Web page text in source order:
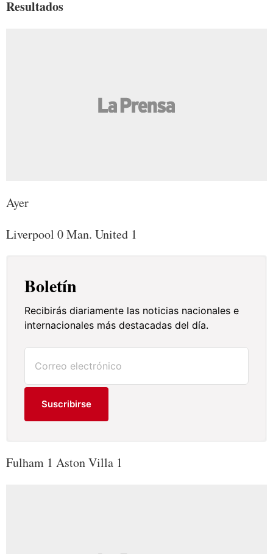
Resultados
Ayer
Liverpool 0 Man. United 1
Boletín
Recibirás diariamente las noticias nacionales e
internacionales más destacadas del día.
Suscribirse
Fulham 1 Aston Villa 1